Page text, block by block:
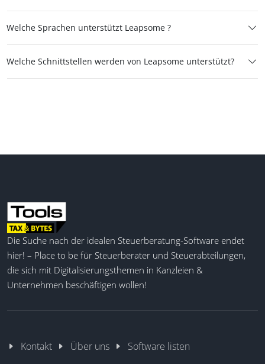
Welche Sprachen unterstützt Leapsome ?
Welche Schnittstellen werden von Leapsome unterstützt?
Die Suche nach der idealen Steuerberatung-Software endet
hier! – Place to be für Steuerberater und Steuerabteilungen,
die sich mit Digitalisierungsthemen in Kanzleien &
Unternehmen beschäftigen wollen!
Kontakt Über uns Software listen